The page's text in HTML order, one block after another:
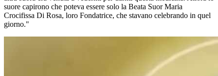
suore capirono che poteva essere solo la Beata Suor Maria
Crocifissa Di Rosa, loro Fondatrice, che stavano celebrando in quel
giorno."